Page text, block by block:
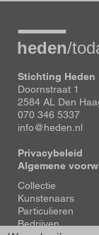
Stichting Heden
Doornstraat 1
2584 AL Den
070 346 5337
info@heden.nl
Privacybeleid
Algemene
Voet
Collectie
Kunstenaars
Particulieren
Bedrijven